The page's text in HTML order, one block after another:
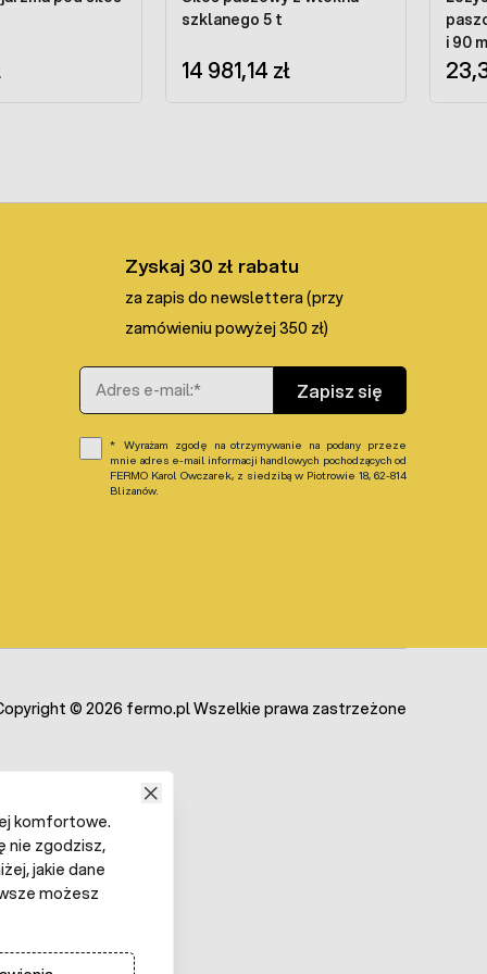
szklanego 5 t
14 981,14 zł
i 90
Zyskaj 30 zł rabatu
za zapis do newslettera (przy
zamówieniu powyżej 350 zł)
Adres e-mail
Zapisz się
Wyrażam zgodę na otrzymywanie na podany przeze
mnie adres e-mail informacji handlowych pochodzących od
FERMO Karol Owczarek, z siedzibą w Piotrowie 18, 62-814
Blizanów.
© 2026 fermo.pl Wszelkie prawa zastrzeżone
komfortowe.
nie zgodzisz,
jakie dane
możesz